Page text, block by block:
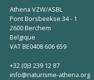
Athena VZW/ASBL
Pont Borsbeekse 34 - 1
2600 Berchem
Belgique
VAT BE0408 606 659
+32 (0)3 239 12 87
info@naturisme-athena.org